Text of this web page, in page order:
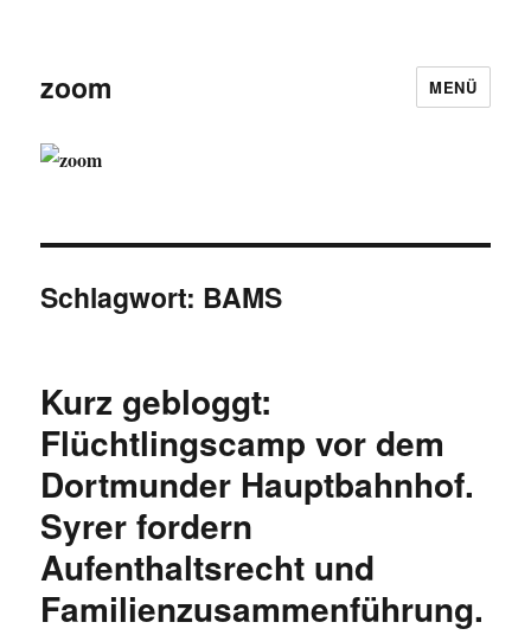
zoom MENÜ
Schlagwort: BAMS
Kurz gebloggt:
Flüchtlingscamp vor dem
Dortmunder Hauptbahnhof.
Syrer fordern
Aufenthaltsrecht und
Familienzusammenführung.